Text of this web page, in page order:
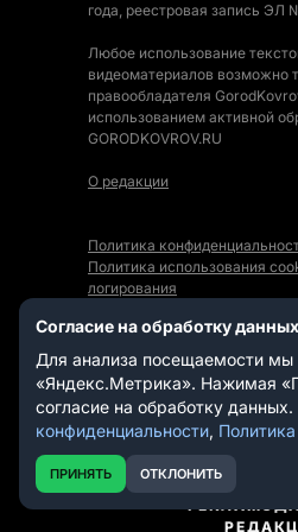
года, реестровая запись
Любое использование
видеоматериалов возможно
правообладателя
использованием активной
GORODKOVROV.RU
О редакции
Политика
Политика использования
логирования
Мы в
Согласие на обработку данных
Для анализа посещаемости мы
«Яндекс.Метрика». Нажимая
согласие на обработку данных.
конфиденциальности,
ПРИНЯТЬ ОТКЛОНИТЬ